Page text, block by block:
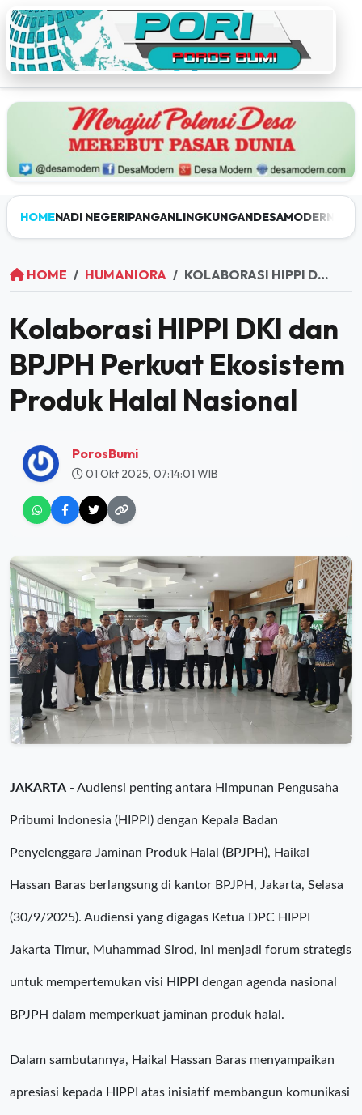
HOMENADI NEGERIPANGANLINGKUNGANDESAMODERN
HOME HUMANIORA KOLABORASI HIPPI DKI DAN BPJPH PERKUAT EKOSISTEM PRODUK HALAL NASIONAL
Kolaborasi HIPPI DKI dan
BPJPH Perkuat Ekosistem
Produk Halal Nasional
PorosBumi
01 Okt 2025, 07:14:01 WIB
JAKARTA - Audiensi penting antara Himpunan Pengusaha
Pribumi Indonesia (HIPPI) dengan Kepala Badan
Penyelenggara Jaminan Produk Halal (BPJPH), Haikal
Hassan Baras berlangsung di kantor BPJPH, Jakarta, Selasa
(30/9/2025). Audiensi yang digagas Ketua DPC HIPPI
Jakarta Timur, Muhammad Sirod, ini menjadi forum strategis
untuk mempertemukan visi HIPPI dengan agenda nasional
BPJPH dalam memperkuat jaminan produk halal.
Dalam sambutannya, Haikal Hassan Baras menyampaikan
apresiasi kepada HIPPI atas inisiatif membangun komunikasi